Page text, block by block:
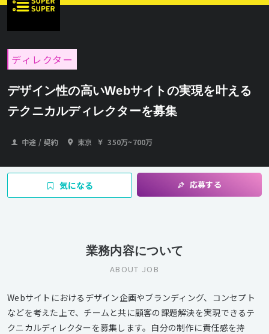
ディレクター
デザイン性の高いWebサイトの実現を叶える
テクニカルディレクターを募集
中途 / 契約 東京 350万~700万
気になる 応募する
業務内容について
ABOUT JOB
Webサイトにおけるデザイン企画やブランディング、コンセプト
などを考えた上で、チームと共に顧客の課題解決を実現できるテ
クニカルディレクターを募集します。自分の制作に責任感を持